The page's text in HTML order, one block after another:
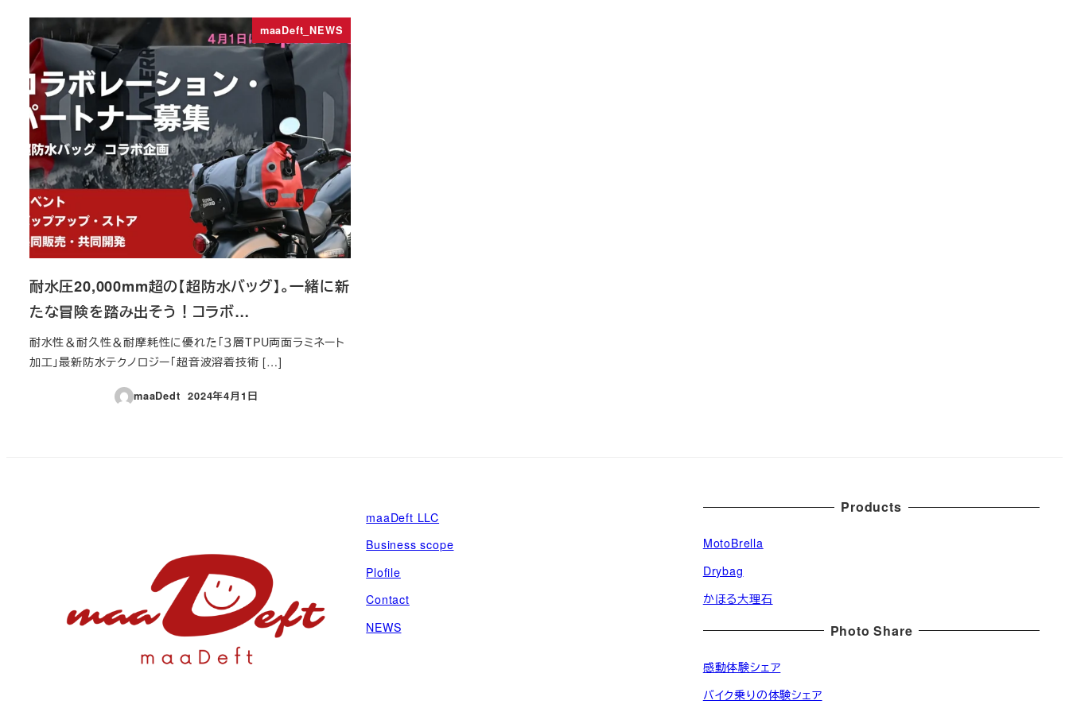
maaDeft_NEWS
耐水圧20,000mm超の【超防水バッグ】。一緒に新
たな冒険を踏み出そう！コラボ…
耐水性＆耐久性＆耐摩耗性に優れた「３層TPU両面ラミネート
加工」最新防水テクノロジー「超音波溶着技術 […]
maaDedt
投稿日
2024年4月1日
maaDeft LLC
Business scope
Plofile
Contact
NEWS
Products
MotoBrella
Drybag
かほる大理石
Photo Share
感動体験シェア
バイク乗りの体験シェア